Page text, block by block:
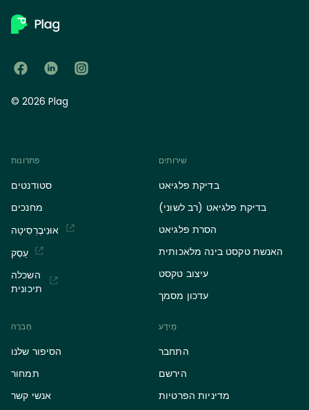
© 2026 Plag
פתרונות
סטודנטים
מחנכים
אוּנִיבֶרְסִיטָה
עֵסֶק
השכלה
תיכונית
שירותים
בדיקת פלגיאט
בדיקת פלגיאט (רב לשוני)
הסרת פלגיאט
האנשת טקסט בינה מלאכותית
עיצוב טקסט
עדכון מסמך
חֶברָה
הסיפור שלנו
תמחור
אנשי קשר
מֵידָע
התחבר
הירשם
מדיניות הפרטיות